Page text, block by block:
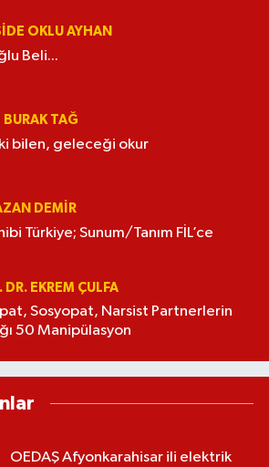
OKLU AYHAN
Beli...
BURAK TAĞ
bilen, geleceği okur
DEMİR
Türkiye; Sunum/Tanım FİL’ce
DR. EKREM ÇULFA
Sosyopat, Narsist Partnerlerin
50 Manipülasyon
OEDAŞ Afyonkarahisar ili elektrik